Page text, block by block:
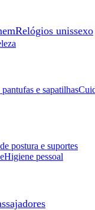
Relógios unissexo
e sapatilhas
postura e suportes
Higiene pessoal